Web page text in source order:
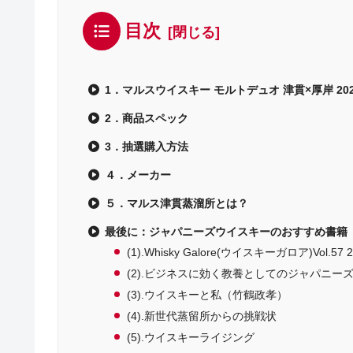
目次
1．マルスウイスキー モルトデュオ 津貫×厚岸
2．商品スペック
3．抽選購入方法
４．メーカー
５．マルス津貫蒸溜所とは？
最後に：ジャパニーズウイスキーのおすすめ書籍
(1).Whisky Galore(ウイスキーガロア)Vol.57
(2).ビジネスに効く教養としてのジャパニー
(3).ウイスキーと私（竹鶴政孝）
(4).新世代蒸留所からの挑戦状
(5).ウイスキーライジング